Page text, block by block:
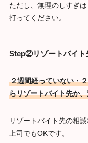
ただし、無理のしすぎ
打ってください。
Step②リゾートバイ
２週間経っていない・
らリゾートバイト先か
リゾートバイト先の相
上司でもOKです。